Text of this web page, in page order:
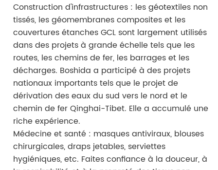
Construction d'infrastructures : les géotextiles non
tissés, les géomembranes composites et les
couvertures étanches GCL sont largement utilisés
dans des projets à grande échelle tels que les
routes, les chemins de fer, les barrages et les
décharges. Boshida a participé à des projets
nationaux importants tels que le projet de
dérivation des eaux du sud vers le nord et le
chemin de fer Qinghai-Tibet. Elle a accumulé une
riche expérience.
Médecine et santé : masques antiviraux, blouses
chirurgicales, draps jetables, serviettes
hygiéniques, etc. Faites confiance à la douceur, à